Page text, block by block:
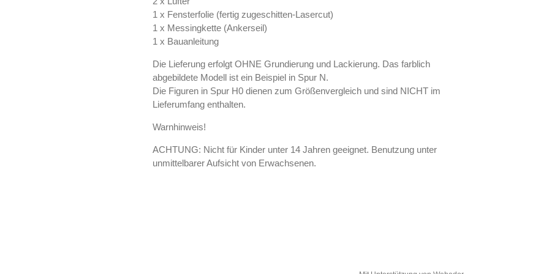
1 x Fensterfolie (fertig zugeschitten-Lasercut)
1 x Messingkette (Ankerseil)
1 x Bauanleitung
Die Lieferung erfolgt OHNE Grundierung und Lackierung. Das farblich
abgebildete Modell ist ein Beispiel in Spur N.
Die Figuren in Spur H0 dienen zum Größenvergleich und sind NICHT im
Lieferumfang enthalten.
Warnhinweis!
ACHTUNG: Nicht für Kinder unter 14 Jahren geeignet. Benutzung unter
unmittelbarer Aufsicht von Erwachsenen.